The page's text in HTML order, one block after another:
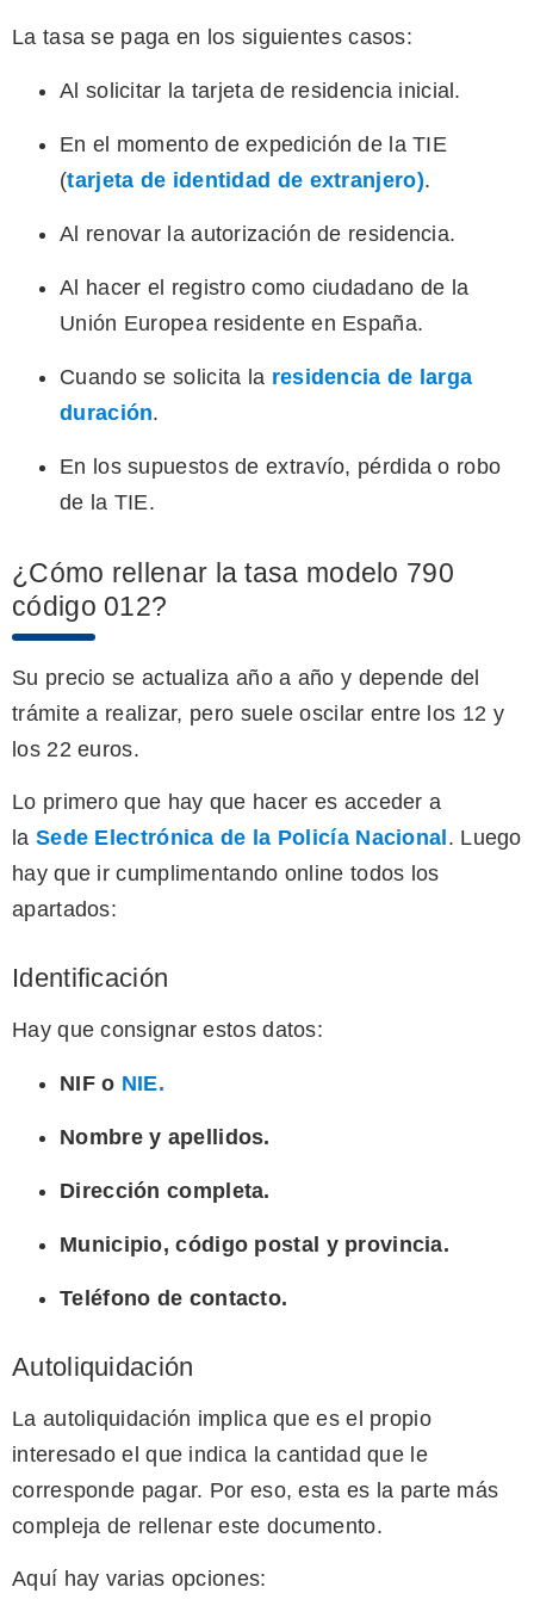
La tasa se paga en los siguientes casos:
Al solicitar la tarjeta de residencia inicial.
En el momento de expedición de la TIE
(tarjeta de identidad de extranjero).
Al renovar la autorización de residencia.
Al hacer el registro como ciudadano de la
Unión Europea residente en España.
Cuando se solicita la residencia de larga
duración.
En los supuestos de extravío, pérdida o robo
de la TIE.
¿Cómo rellenar la tasa modelo 790
código 012?
Su precio se actualiza año a año y depende del
trámite a realizar, pero suele oscilar entre los 12 y
los 22 euros.
Lo primero que hay que hacer es acceder a
la Sede Electrónica de la Policía Nacional . Luego
hay que ir cumplimentando online todos los
apartados:
Identificación
Hay que consignar estos datos:
NIF o NIE.
Nombre y apellidos.
Dirección completa.
Municipio, código postal y provincia.
Teléfono de contacto.
Autoliquidación
La autoliquidación implica que es el propio
interesado el que indica la cantidad que le
corresponde pagar. Por eso, esta es la parte más
compleja de rellenar este documento.
Aquí hay varias opciones: